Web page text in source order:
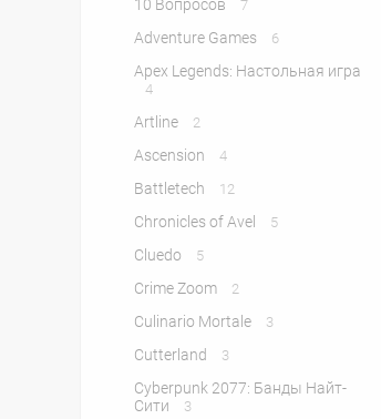
10 Вопросов 7
Adventure Games 6
Apex Legends: Настольная игра
4
Artline 2
Ascension 4
Battletech 12
Chronicles of Avel 5
Cluedo 5
Crime Zoom 2
Culinario Mortale 3
Cutterland 3
Cyberpunk 2077: Банды Найт-
Сити
3